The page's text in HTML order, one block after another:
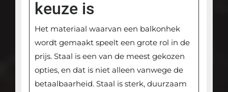
keuze is
Het materiaal waarvan een balkonhek
wordt gemaakt speelt een grote rol in de
prijs. Staal is een van de meest gekozen
opties, en dat is niet alleen vanwege de
betaalbaarheid. Staal is sterk, duurzaam